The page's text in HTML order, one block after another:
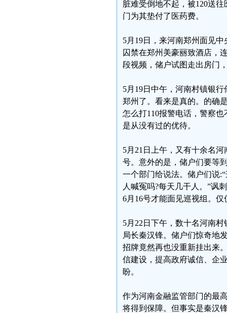
脏难受倒地不起，被120送
门为其垫付了医药费。
5月19日，来河南郑州面见
囚禁在郑州美豪丽致酒店，
段视频，储户试图走出房门
5月19日中午，河南村镇银
郑州了。看来是真的。的确
怎么打110报警电话，警察
是从没有过的优待。
5月21日上午，又有十余名
号。意外的是，储户们要等
一个部门给说法。储户们说
人喊冤吗?每天几干人。”讽
6月16号才能面见巡视组。
5月22日下午，数十名河南
局长秦汉锋。储户们惊奇地
招牌竟然再也没重新挂出来
信建设，提高政府诚信、企
盼。
作为河南金融监管部门的最
将得到保障。但事实是秦汉